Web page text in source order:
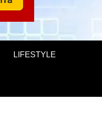
LIFESTYLE